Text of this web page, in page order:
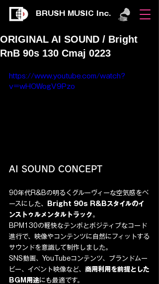
BRUSH MUSIC Inc.
ORIGINAL AI SOUND / Bright
RnB 90s 130 Cmaj 0223
https://www.youtube.com/watch?
v=wHOWogV9Pzo
AI SOUND CONCEPT
90年代R&Bの明るくグルーヴィーな空気感をベ
ースにした、
Bright 90s R&Bスタイルのイ
ンストゥルメンタルトラック。
BPM130の軽快なテンポとポジティブなコード
進行で、映像やコンテンツに自然にフィットする
サウンドを意識して制作しました。
SNS動画、YouTubeコンテンツ、ブランドムー
ビー、イベント映像など、 商用利用を前提とした
BGM用途にも最適です。